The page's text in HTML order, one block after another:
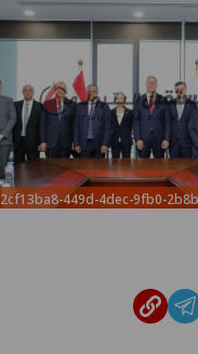
2cf13ba8-449d-4dec-9fb0-